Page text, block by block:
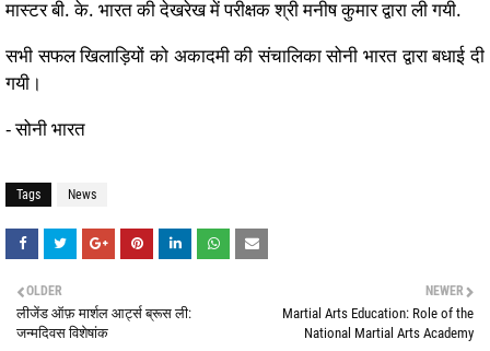
मास्टर बी. के. भारत की देखरेख में परीक्षक श्री मनीष कुमार द्वारा ली गयी.
सभी सफल खिलाड़ियों को अकादमी की संचालिका सोनी भारत द्वारा बधाई दी
गयी।
- सोनी भारत
Tags News
NEWER
Martial Arts Education: Role of the
National Martial Arts Academy
OLDER
लीजेंड ऑफ़ मार्शल आर्ट्स ब्रूस ली:
जन्मदिवस विशेषांक